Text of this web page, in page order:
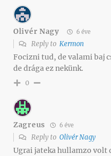
Olivér Nagy 6 éve
Reply to Kermon
Focizni tud, de valami baj
de drága ez nekünk.
0
Zagreus 6 éve
Reply to Olivér Nagy
Ugrai jateka hullamzo volt